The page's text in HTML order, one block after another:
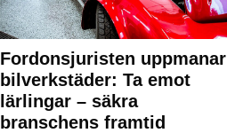
Fordonsjuristen uppmanar
bilverkstäder: Ta emot
lärlingar – säkra
branschens framtid